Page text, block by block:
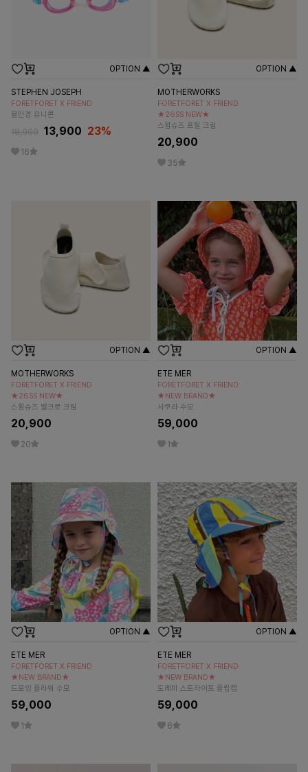
OPTION ▲
STEPHEN JOSEPH
FORETFORET X FRIEND
물안경 유니콘
18,000 13,900 23%
16
OPTION ▲
MOTHERWORKS
FORETFORET X FRIEND
★26SS NEW★
스윔슈즈 프릴 크림
20,900
35
OPTION ▲
MOTHERWORKS
FORETFORET X FRIEND
★26SS NEW★
스윔슈즈 벨크로 크림
20,900
20
OPTION ▲
ETE MER
FORETFORET X FRIEND
★NEW BRAND★
사쿠라 수모
59,000
1
OPTION ▲
ETE MER
FORETFORET X FRIEND
★NEW BRAND★
드로잉 플라워 수모
59,000
1
OPTION ▲
ETE MER
FORETFORET X FRIEND
★NEW BRAND★
도레미 스트라이프 플립캡
59,000
6